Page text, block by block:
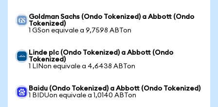
Goldman Sachs (Ondo Tokenized) a Abbott (Ondo
Tokenized)
1 GSon equivale a 9,7598 ABTon
Linde plc (Ondo Tokenized) a Abbott (Ondo
Tokenized)
1 LINon equivale a 4,6438 ABTon
Baidu (Ondo Tokenized) a Abbott (Ondo Tokenized)
1 BIDUon equivale a 1,0140 ABTon